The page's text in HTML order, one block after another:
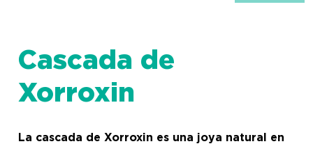
Cascada de
Xorroxin
La cascada de Xorroxin es una joya natural en